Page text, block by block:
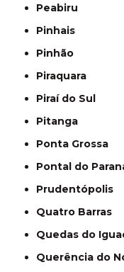
Peabiru
Pinhais
Pinhão
Piraquara
Piraí do Sul
Pitanga
Ponta Grossa
Pontal do
Prudentópolis
Quatro Barras
Quedas do
Querência do